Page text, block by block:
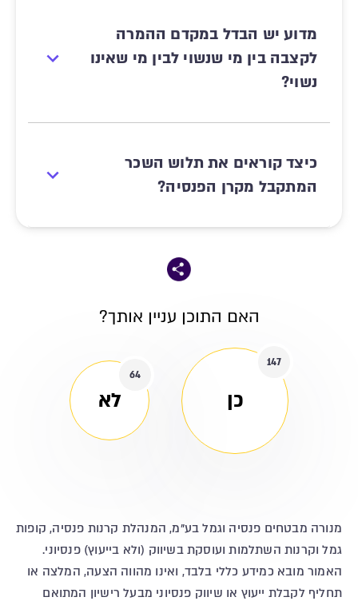
מדוע יש הבדל במקדם ההמרה
לקצבה בין מי שנשוי לבין מי שאינו
נשוי?
כיצד קוראים את תלוש השכר
המתקבל מקרן הפנסיה?
האם התוכן עניין אותך?
כן
147
לא
64
מנורה מבטחים פנסיה וגמל בע"מ, המנהלת קרנות פנסיה, קופות
גמל וקרנות השתלמות ועוסקת בשיווק (ולא בייעוץ) פנסיוני.
האמור מובא כמידע כללי בלבד, ואינו מהווה הצעה, המלצה או
תחליף לקבלת ייעוץ או שיווק פנסיוני מבעל רישיון המתואם